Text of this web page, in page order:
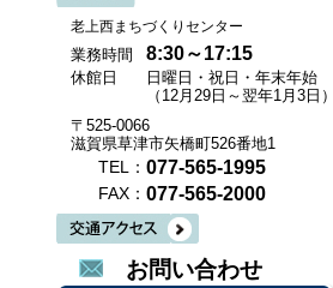
老上西まちづくりセンター
業務時間 8:30～17:15
休館日
日曜日・祝日・年末年始
（12月29日～翌年1月3日）
〒525-0066
滋賀県草津市矢橋町526番地1
TEL： 077-565-1995
FAX： 077-565-2000
お問い合わせ